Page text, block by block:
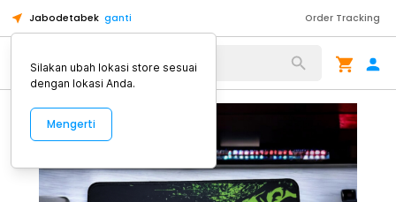
Jabodetabek ganti Order Tracking
Alat Kopi
Silakan ubah lokasi store sesuai
dengan lokasi Anda.
Mengerti